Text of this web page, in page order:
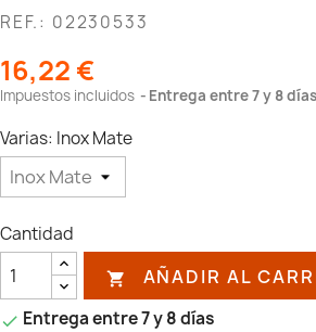
REF.: 02230533
16,22 €
Impuestos incluidos Entrega entre 7 y 8 días
Varias: Inox Mate
Cantidad
 AÑADIR AL
 Entrega entre 7 y 8 días